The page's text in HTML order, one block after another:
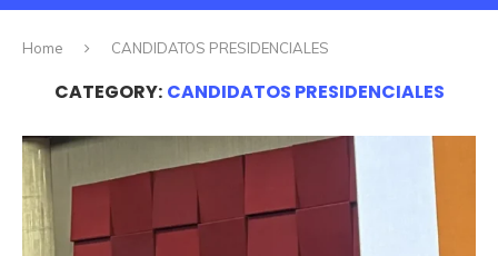
Home CANDIDATOS PRESIDENCIALES
CATEGORY: CANDIDATOS PRESIDENCIALES